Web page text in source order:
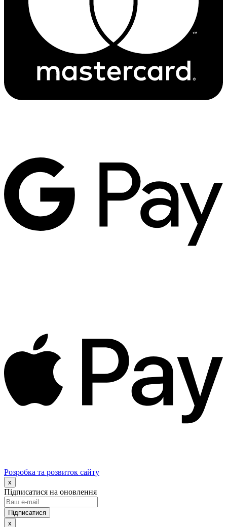
Розробка та розвиток сайту
x
Підписатися на оновлення
x